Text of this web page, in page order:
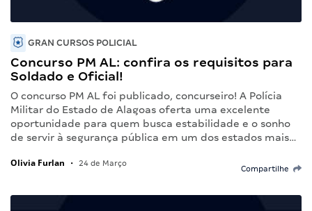
GRAN CURSOS POLICIAL
Concurso PM AL: confira os requisitos para
Soldado e Oficial!
O concurso PM AL foi publicado, concurseiro! A Polícia
Militar do Estado de Alagoas oferta uma excelente
oportunidade para quem busca estabilidade e o sonho
de servir à segurança pública em um dos estados mais…
Olivia Furlan • 24 de Março
Compartilhe